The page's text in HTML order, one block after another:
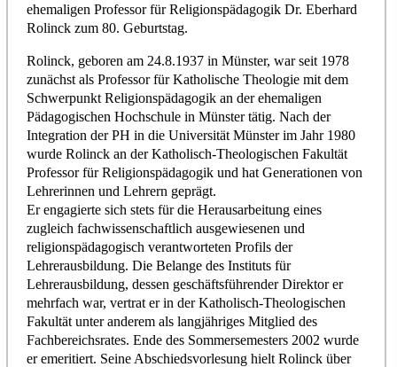
ehemaligen Professor für Religionspädagogik Dr. Eberhard
Rolinck zum 80. Geburtstag.
Rolinck, geboren am 24.8.1937 in Münster, war seit 1978
zunächst als Professor für Katholische Theologie mit dem
Schwerpunkt Religionspädagogik an der ehemaligen
Pädagogischen Hochschule in Münster tätig. Nach der
Integration der PH in die Universität Münster im Jahr 1980
wurde Rolinck an der Katholisch-Theologischen Fakultät
Professor für Religionspädagogik und hat Generationen von
Lehrerinnen und Lehrern geprägt.
Er engagierte sich stets für die Herausarbeitung eines
zugleich fachwissenschaftlich ausgewiesenen und
religionspädagogisch verantworteten Profils der
Lehrerausbildung. Die Belange des Instituts für
Lehrerausbildung, dessen geschäftsführender Direktor er
mehrfach war, vertrat er in der Katholisch-Theologischen
Fakultät unter anderem als langjähriges Mitglied des
Fachbereichsrates. Ende des Sommersemesters 2002 wurde
er emeritiert. Seine Abschiedsvorlesung hielt Rolinck über